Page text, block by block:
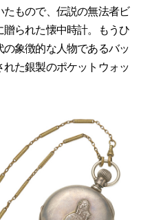
もので、伝説の無法者ビ
贈られた懐中時計。もうひ
象徴的な人物であるバッ
た銀製のポケットウォッ